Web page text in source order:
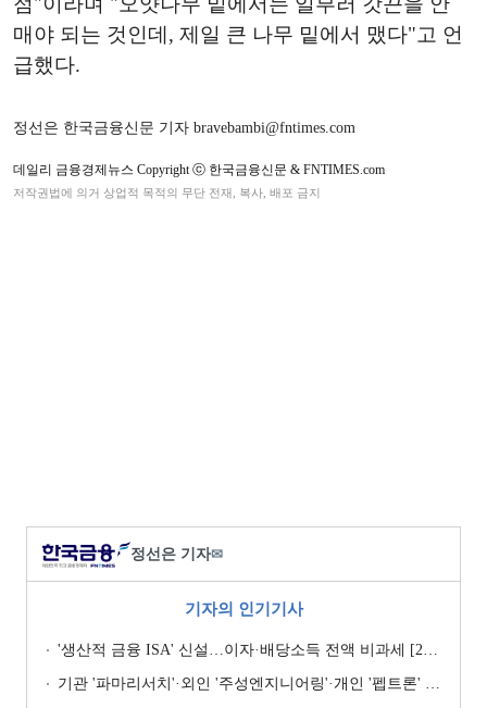
매야 되는 것인데, 제일 큰 나무 밑에서 맸다"고 언
급했다.
정선은 한국금융신문 기자 bravebambi@fntimes.com
데일리 금융경제뉴스 Copyright ⓒ 한국금융신문 & FNTIMES.com
저작권법에 의거 상업적 목적의 무단 전재, 복사, 배포 금지
정선은 기자✉
기자의 인기기사
'생산적 금융 ISA' 신설…이자·배당소득 전액 비과세 [2026 세제개편안]
기관 '파마리서치'·외인 '주성엔지니어링'·개인 '펩트론' 1위 [주간 코스닥 순매수- 2026년 7월27일~7월31일]